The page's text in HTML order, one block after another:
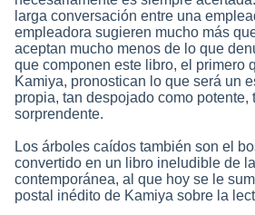
larga conversación entre una
empleadora sugieren mucho más
aceptan mucho menos de lo que
que componen este libro, el primero
Kamiya, pronostican lo que será un
propia, tan despojado como potente,
sorprendente.
Los árboles caídos también son el
convertido en un libro ineludible de
contemporánea, al que hoy se le
postal inédito de Kamiya sobre la